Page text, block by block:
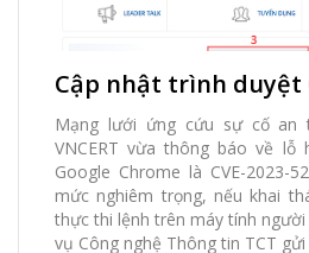
7125 Xem
0
Cập nhật trình duyệt
Mạng lưới ứng cứu sự cố an
VNCERT vừa thông báo về lỗ
Google Chrome là CVE-2023-
mức nghiêm trọng, nếu khai
thực thi lệnh trên máy tính
vụ Công nghệ Thông tin TCT